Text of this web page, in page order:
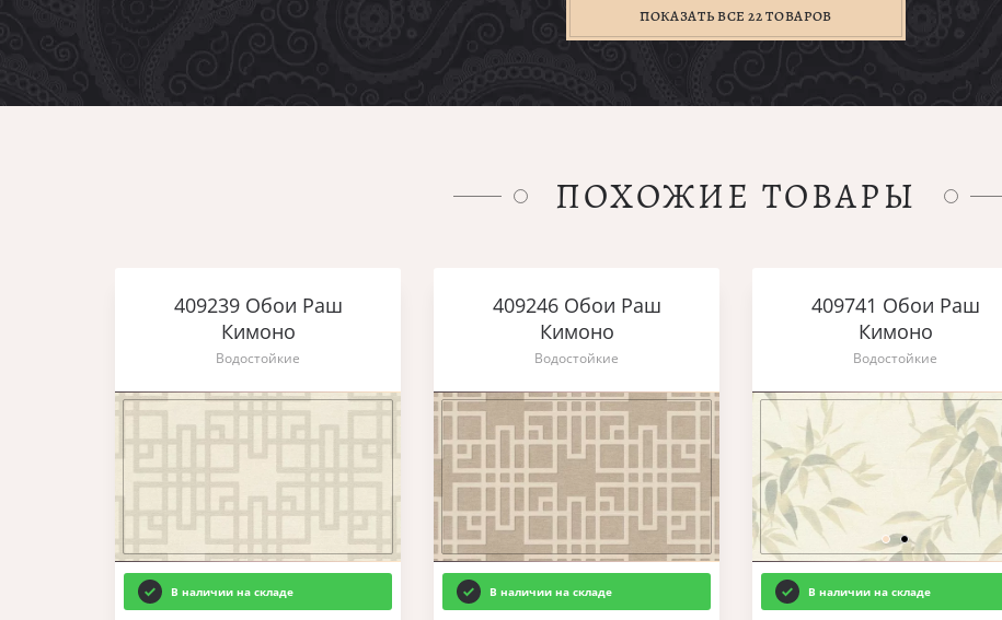
ПОКАЗАТЬ ВСЕ 22 ТОВАРОВ
ПОХОЖИЕ ТОВАРЫ
409239 Обои Раш
Кимоно
Водостойкие
В наличии на складе
409246 Обои Раш
Кимоно
Водостойкие
В наличии на складе
409741 Обои Раш
Кимоно
Водостойкие
В наличии на складе